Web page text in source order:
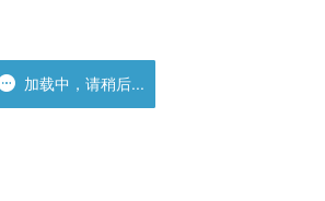
加载中，请稍后...
加载中，请稍后...